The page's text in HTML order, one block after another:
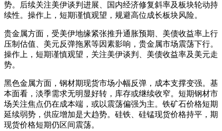
势。后续关注美伊谈判进展、国内经济修复斜率及板块轮动持
续性。操作上，短期谨慎观望，规避高位成长板块风险。
贵金属方面，受美伊地缘紧张推升通胀预期、美债收益率上行
压制估值、美元反弹拖累等因素影响，贵金属市场震荡下行。
操作上，短期谨慎观望，关注美伊谈判、美债收益率及美元走
势。
黑色金属方面，钢材期现货市场小幅反弹，成本支撑变强。基
本面看，淡季需求无明显好转，库存或继续收窄。短期钢材市
场关注焦点仍在成本端，或以震荡偏强为主。铁矿石价格短期
延续弱势，供应增加是大趋势。硅铁、硅锰现货价格持平，期
现货价格短期仍区间震荡。